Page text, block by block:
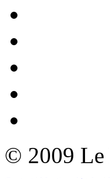
© 2009 Le